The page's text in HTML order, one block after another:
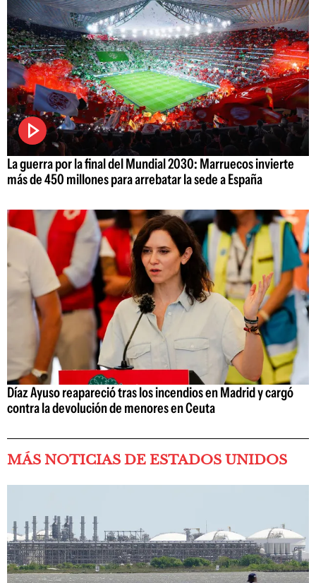
La guerra por la final del Mundial 2030: Marruecos invierte
más de 450 millones para arrebatar la sede a España
Díaz Ayuso reapareció tras los incendios en Madrid y cargó
contra la devolución de menores en Ceuta
MÁS NOTICIAS DE ESTADOS UNIDOS